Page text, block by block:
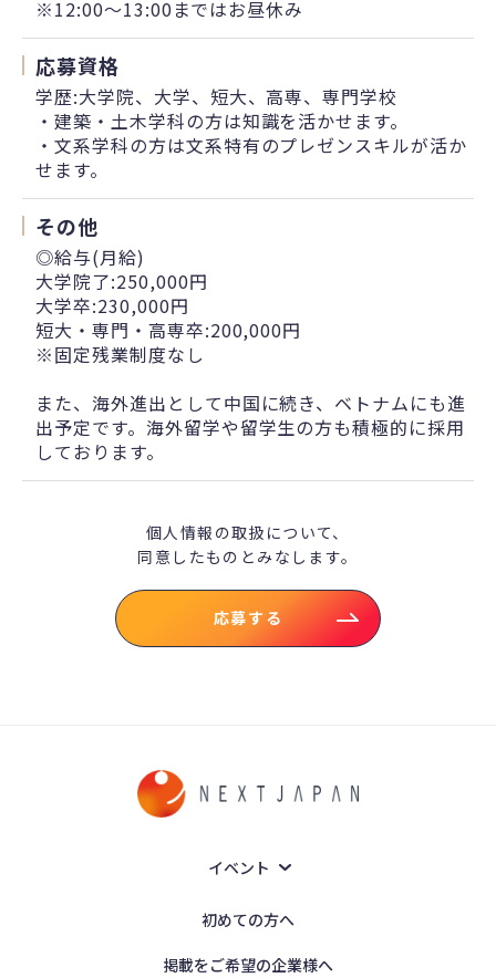
※12:00～13:00まではお昼休み
応募資格
学歴:大学院、大学、短大、高専、専門学校
・建築・土木学科の方は知識を活かせます。
・文系学科の方は文系特有のプレゼンスキルが活か
せます。
その他
◎給与(月給)
大学院了:250,000円
大学卒:230,000円
短大・専門・高専卒:200,000円
※固定残業制度なし
また、海外進出として中国に続き、ベトナムにも進
出予定です。海外留学や留学生の方も積極的に採用
しております。
個人情報の取扱について、
同意したものとみなします。
応募する
イベント
初めての方へ
掲載をご希望の企業様へ